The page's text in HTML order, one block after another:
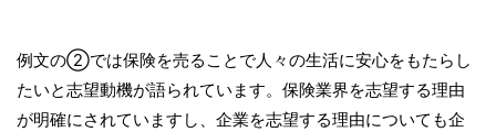
例文の②では保険を売ることで人々の生活に安心をもたらし
たいと志望動機が語られています。保険業界を志望する理由
が明確にされていますし、企業を志望する理由についても企